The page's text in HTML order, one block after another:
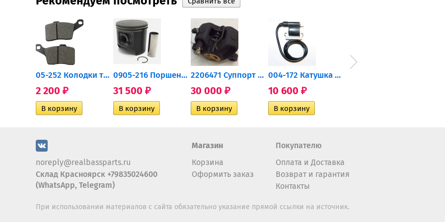
05-252 Колодки тормозные...
2 200 ₽
0905-216 Поршень Arctic Cat...
31 500 ₽
2206471 Суппорт тормозной...
30 000 ₽
004-172 Катушка зажигания...
10 600 ₽
noreply@realbassparts.ru
Склад Красноярск +79835024600
(WhatsApp, Telegram)
Магазин
Корзина
Оформить заказ
Покупателю
Оплата и Доставка
Возврат и гарантия
Контакты
При использовании материалов с сайта обязательно указание прямой ссылки на источник.